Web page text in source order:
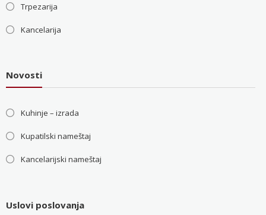
Trpezarija
Kancelarija
Novosti
Kuhinje – izrada
Kupatilski nameštaj
Kancelarijski nameštaj
Uslovi poslovanja